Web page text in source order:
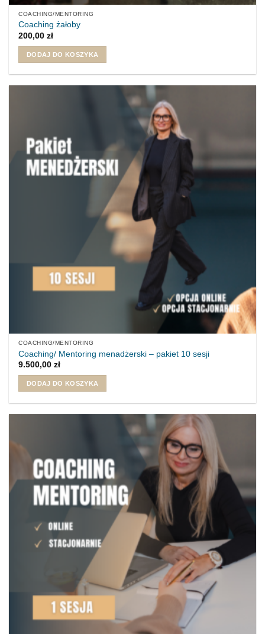
COACHING/MENTORING
Coaching żałoby
200,00zł
DODAJ DO KOSZYKA
COACHING/MENTORING
Coaching/ Mentoring menadżerski – pakiet 10 sesji
9.500,00zł
DODAJ DO KOSZYKA